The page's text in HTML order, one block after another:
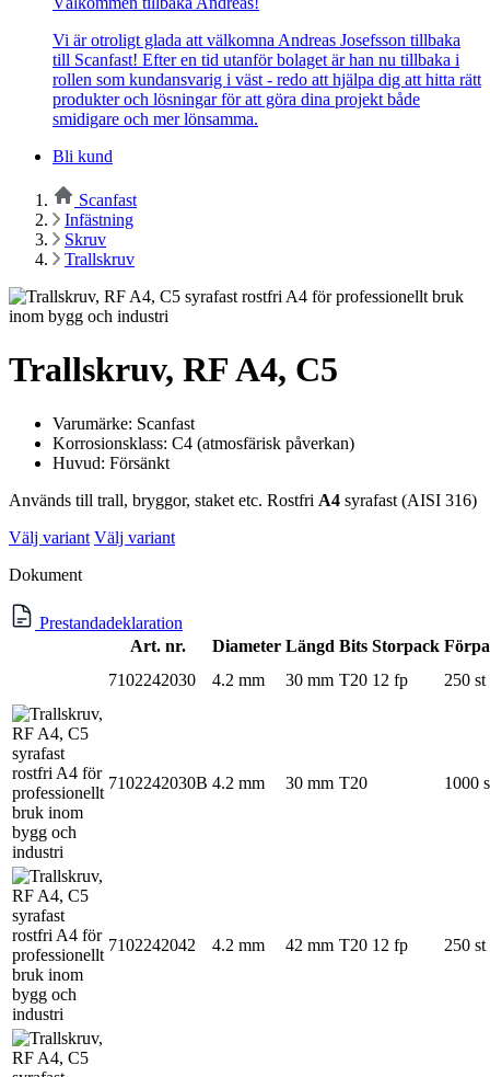
Vi är otroligt glada att välkomna Andreas Josefsson tillbaka
till Scanfast! Efter en tid utanför bolaget är han nu tillbaka i
rollen som kundansvarig i väst - redo att hjälpa dig att hitta rätt
produkter och lösningar för att göra dina projekt både
smidigare och mer lönsamma.
Bli kund
Scanfast
Infästning
Skruv
Trallskruv
Trallskruv, RF A4, C5
Varumärke: Scanfast
Korrosionsklass: C4 (atmosfärisk påverkan)
Huvud: Försänkt
Används till trall, bryggor, staket etc. Rostfri A4 syrafast (AISI 316)
Välj variant Välj variant
Dokument
Prestandadeklaration
Art. nr.
Diameter Längd Bits Storpack
7102242030
4.2 mm 30 mm T20 12 fp 250 st
7102242030B 4.2 mm 30 mm T20 1000
7102242042 4.2 mm 42 mm T20 12 fp 250 st